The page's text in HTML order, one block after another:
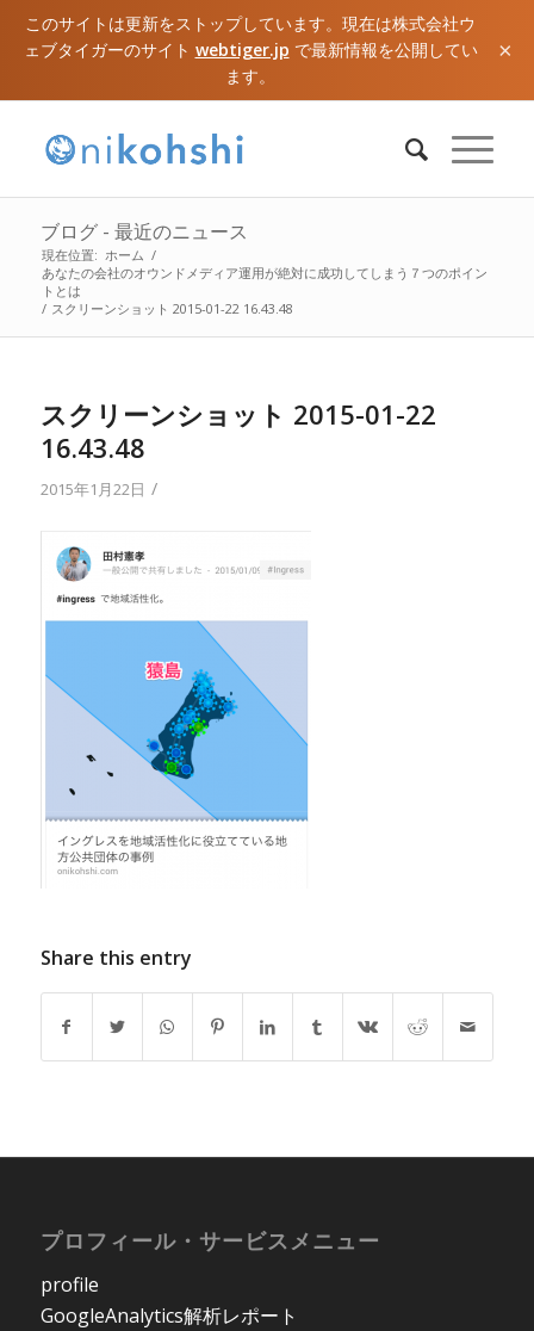
このサイトは更新をストップしています。現在は株式会社ウ
ェブタイガーのサイト webtiger.jp で最新情報を公開してい
ます。
×
ブログ - 最近のニュース
現在位置: ホーム /
あなたの会社のオウンドメディア運用が絶対に成功してしまう７つのポイン
トとは
/ スクリーンショット 2015-01-22 16.43.48
スクリーンショット 2015-01-22
16.43.48
2015年1月22日 /
Share this entry
プロフィール・サービスメニュー
profile
GoogleAnalytics解析レポート